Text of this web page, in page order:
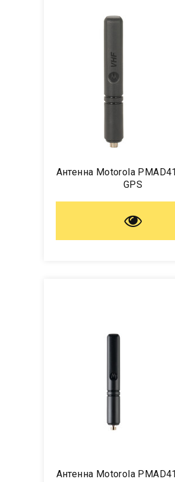
Антенна Motorola
GPS
Антенна Motorola